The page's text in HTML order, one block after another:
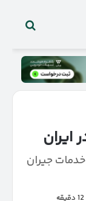
کابین 7 نفره و خدمات جیران